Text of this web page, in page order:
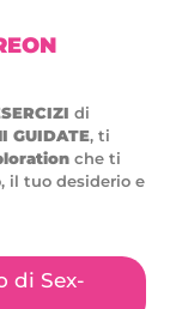
di
GUIDATE, ti
che ti
il tuo desiderio e
di Sex-